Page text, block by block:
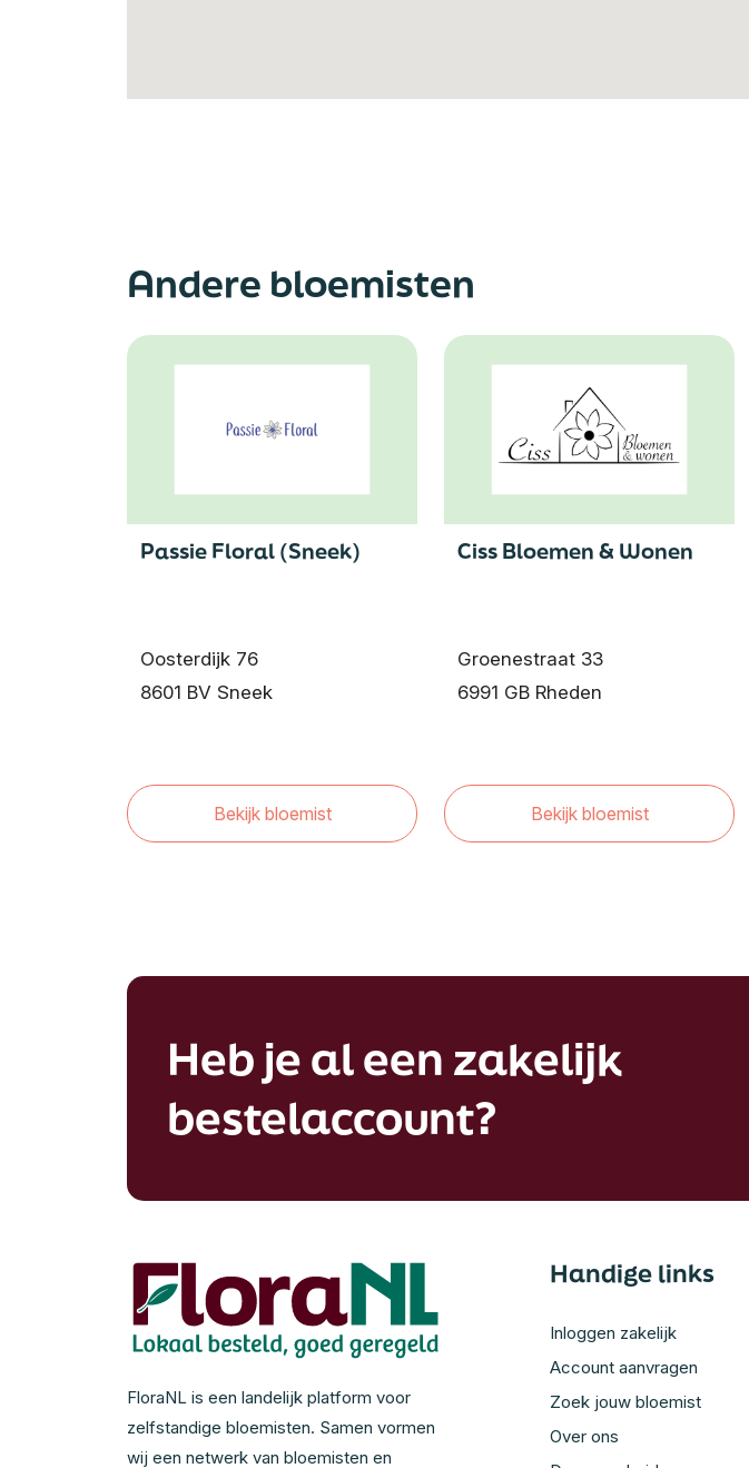
Andere bloemisten
Passie Floral (Sneek)
Oosterdijk 76
8601 BV Sneek
Bekijk bloemist
Ciss Bloemen & Wonen
Groenestraat 33
6991 GB Rheden
Bekijk bloemist
Heb je al een zakelijk
bestelaccount?
FloraNL is een landelijk platform voor
zelfstandige bloemisten. Samen vormen
wij een netwerk van bloemisten en
Handige links
Inloggen zakelijk
Account aanvragen
Zoek jouw bloemist
Over ons